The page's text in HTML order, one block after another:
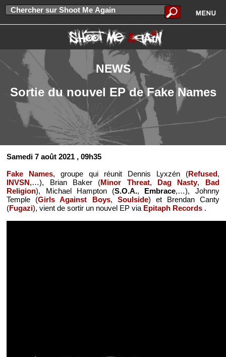
NEWS
Sortie du nouvel EP de Fake Names
Samedi 7 août 2021 , 09h35
Fake Names, groupe qui réunit Dennis Lyxzén (Refused,
INVSN,…), Brian Baker (Minor Threat, Dag Nasty, Bad
Religion), Michael Hampton (S.O.A., Embrace,…), Johnny
Temple (Girls Against Boys, Soulside) et Brendan Canty
(Fugazi), vient de sortir un nouvel EP via Epitaph Records .